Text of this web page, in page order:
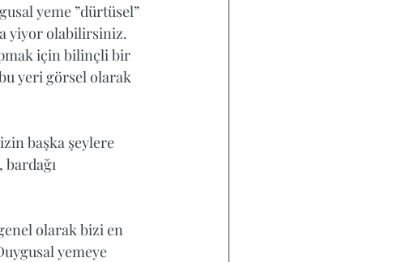
yeme ”dürtüsel”
yiyor olabilirsiniz.
için bilinçli bir
yeri görsel olarak
başka şeylere
olarak bizi en
yemeye